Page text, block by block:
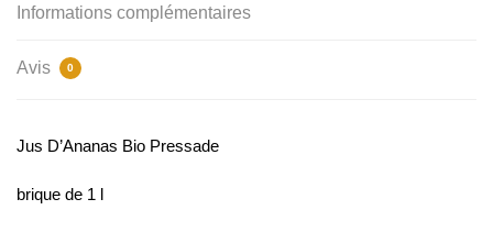
Informations complémentaires
Avis 0
Jus D’Ananas Bio Pressade
brique de 1 l